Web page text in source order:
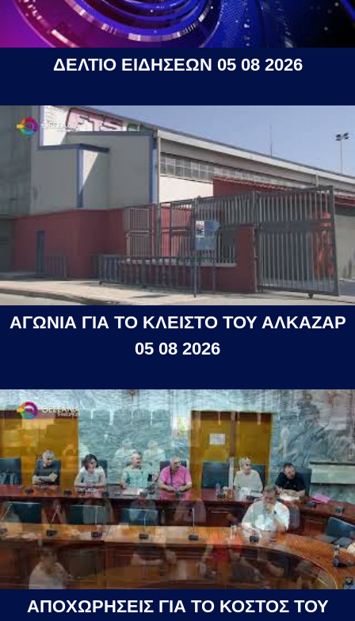
ΔΕΛΤΙΟ ΕΙΔΗΣΕΩΝ 05 08 2026
ΑΓΩΝΙΑ ΓΙΑ ΤΟ ΚΛΕΙΣΤΟ ΤΟΥ ΑΛΚΑΖΑΡ
05 08 2026
ΑΠΟΧΩΡΗΣΕΙΣ ΓΙΑ ΤΟ ΚΟΣΤΟΣ ΤΟΥ